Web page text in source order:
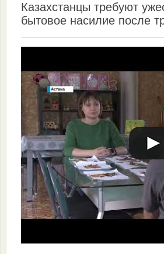
Казахстанцы требуют
бытовое насилие после